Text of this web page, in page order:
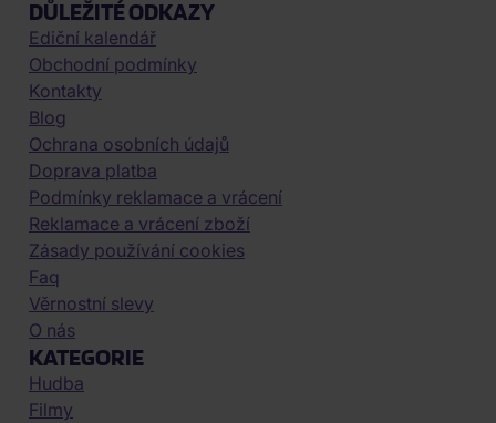
DŮLEŽITÉ ODKAZY
Ediční kalendář
Obchodní podmínky
Kontakty
Blog
Ochrana osobních údajů
Doprava platba
Podmínky reklamace a vrácení
Reklamace a vrácení zboží
Zásady používání cookies
Faq
Věrnostní slevy
O nás
KATEGORIE
Hudba
Filmy